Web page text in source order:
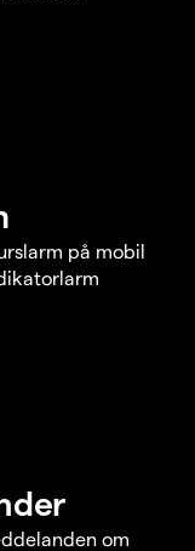
på mobil
om